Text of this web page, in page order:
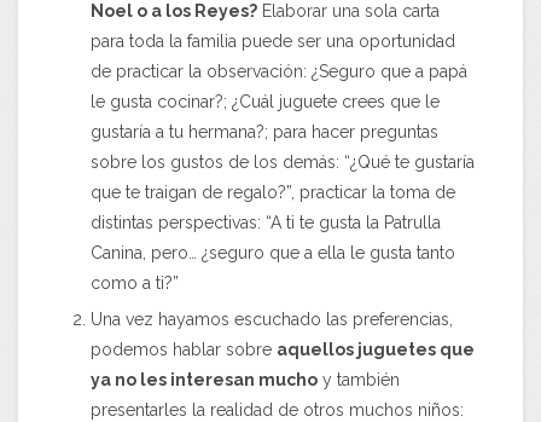
Noel o a los Reyes? Elaborar una sola carta
para toda la familia puede ser una oportunidad
de practicar la observación: ¿Seguro que a papá
le gusta cocinar?; ¿Cuál juguete crees que le
gustaría a tu hermana?; para hacer preguntas
sobre los gustos de los demás: “¿Qué te gustaría
que te traigan de regalo?”, practicar la toma de
distintas perspectivas: “A ti te gusta la Patrulla
Canina, pero… ¿seguro que a ella le gusta tanto
como a ti?”
Una vez hayamos escuchado las preferencias,
podemos hablar sobre aquellos juguetes que
ya no les interesan mucho y también
presentarles la realidad de otros muchos niños: